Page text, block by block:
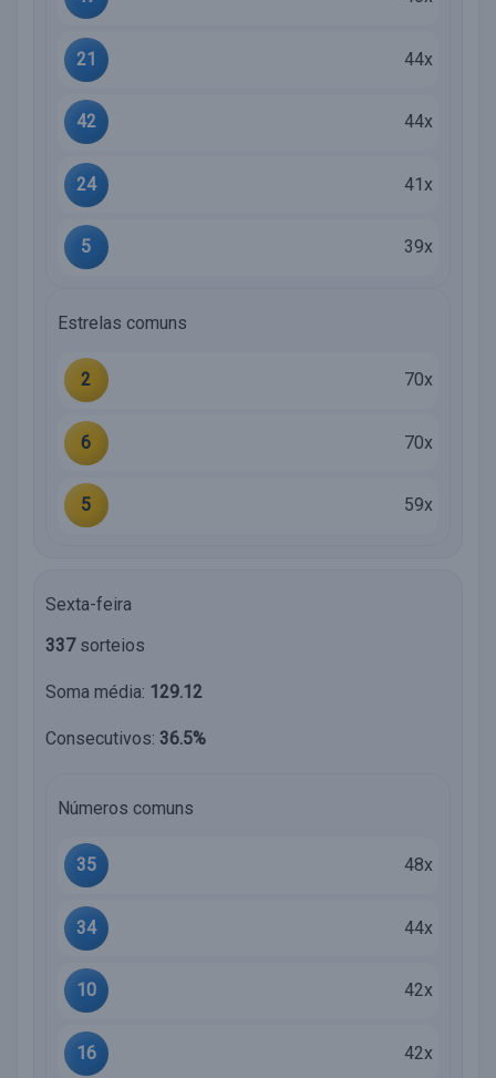
21 44x
42 44x
24 41x
5 39x
Estrelas comuns
2 70x
6 70x
5 59x
Sexta-feira
337sorteios
Soma média: 129.12
Consecutivos: 36.5%
Números comuns
35 48x
34 44x
10 42x
16 42x